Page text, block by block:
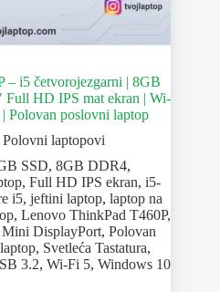
– i5 četvorojezgarni | 8GB
HD IPS mat ekran | Wi-
| Polovan poslovni laptop
Polovni laptopovi
SSD, 8GB DDR4,
,Full HD IPS ekran,i5-
i5,jeftini laptop,laptop na
,Lenovo ThinkPad T460P,
Mini DisplayPort,Polovan
, Svetleća Tastatura,
3.2, Wi-Fi 5, Windows 10